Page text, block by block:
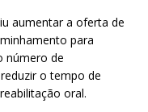
aumentar a oferta de
para
número de
o tempo de
oral.